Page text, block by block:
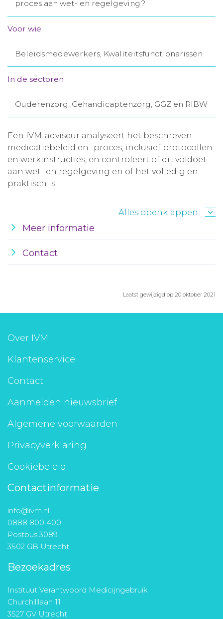
Aanmelden nieuwsbrief
proces aan wet- en regelgeving?
Voor wie
Beleidsmedewerkers, Kwaliteitsfunctionarissen
In de sectoren
Ouderenzorg, Gehandicaptenzorg, GGZ en RIBW
Een IVM-adviseur analyseert het beschreven
medicatiebeleid en -proces, inclusief protocollen
en werkinstructies, en controleert of dit voldoet
aan wet- en regelgeving en of het volledig en
praktisch is.
Alles openklappen
Meer informatie
Contact
Laatst gewijzigd op 20 oktober 2021
Over IVM
Klantenservice
Contact
Aanmelden nieuwsbrief
Algemene voorwaarden
Privacyverklaring
Cookiebeleid
Contactinformatie
info@ivm.nl
0888 800 400
Postbus 3089
3502 GB Utrecht
Bezoekadres
Instituut Verantwoord Medicijngebruik
Churchilllaan 11
3527 GV Utrecht